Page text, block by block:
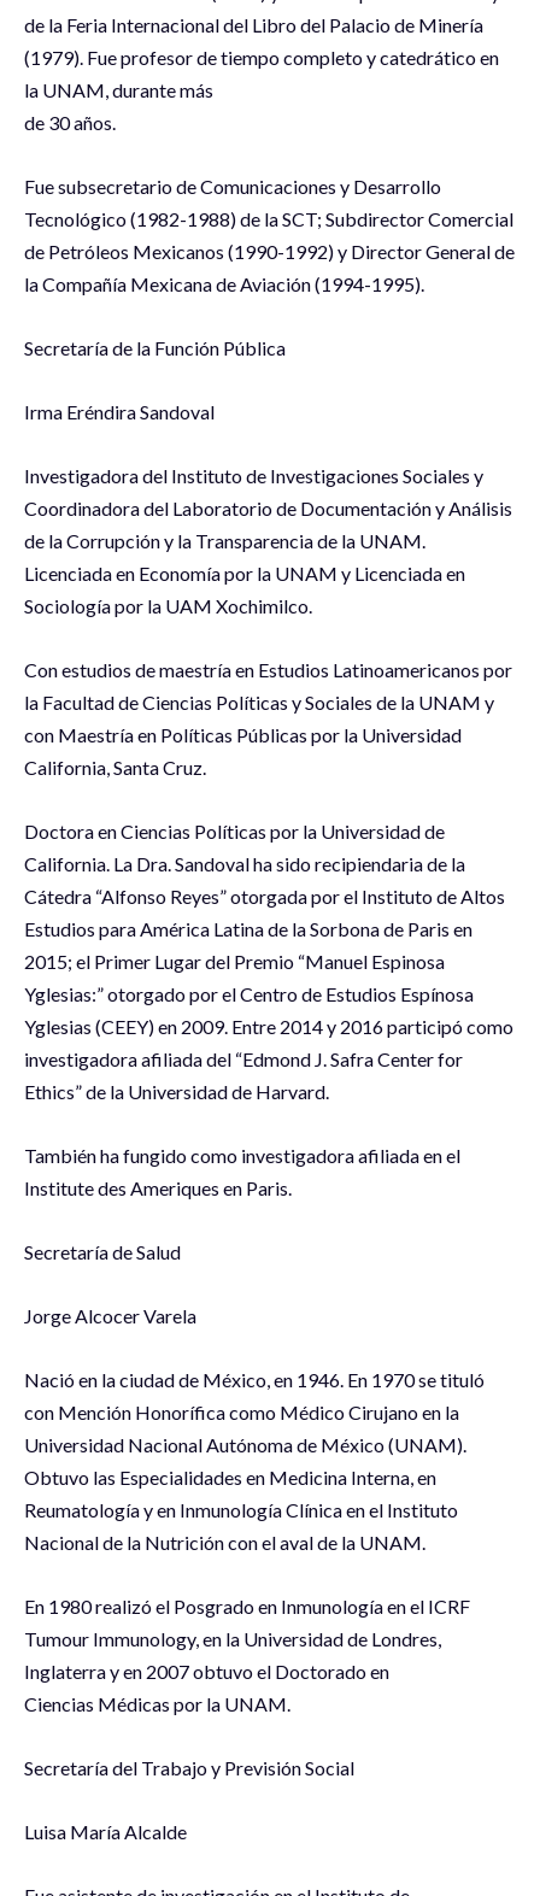
de la Feria Internacional del Libro del Palacio de Minería
(1979). Fue profesor de tiempo completo y catedrático en
la UNAM, durante más
de 30 años.
Fue subsecretario de Comunicaciones y Desarrollo
Tecnológico (1982-1988) de la SCT; Subdirector Comercial
de Petróleos Mexicanos (1990-1992) y Director General de
la Compañía Mexicana de Aviación (1994-1995).
Secretaría de la Función Pública
Irma Eréndira Sandoval
Investigadora del Instituto de Investigaciones Sociales y
Coordinadora del Laboratorio de Documentación y Análisis
de la Corrupción y la Transparencia de la UNAM.
Licenciada en Economía por la UNAM y Licenciada en
Sociología por la UAM Xochimilco.
Con estudios de maestría en Estudios Latinoamericanos por
la Facultad de Ciencias Políticas y Sociales de la UNAM y
con Maestría en Políticas Públicas por la Universidad
California, Santa Cruz.
Doctora en Ciencias Políticas por la Universidad de
California. La Dra. Sandoval ha sido recipiendaria de la
Cátedra “Alfonso Reyes” otorgada por el Instituto de Altos
Estudios para América Latina de la Sorbona de Paris en
2015; el Primer Lugar del Premio “Manuel Espinosa
Yglesias:” otorgado por el Centro de Estudios Espínosa
Yglesias (CEEY) en 2009. Entre 2014 y 2016 participó como
investigadora afiliada del “Edmond J. Safra Center for
Ethics” de la Universidad de Harvard.
También ha fungido como investigadora afiliada en el
Institute des Ameriques en Paris.
Secretaría de Salud
Jorge Alcocer Varela
Nació en la ciudad de México, en 1946. En 1970 se tituló
con Mención Honorífica como Médico Cirujano en la
Universidad Nacional Autónoma de México (UNAM).
Obtuvo las Especialidades en Medicina Interna, en
Reumatología y en Inmunología Clínica en el Instituto
Nacional de la Nutrición con el aval de la UNAM.
En 1980 realizó el Posgrado en Inmunología en el ICRF
Tumour Immunology, en la Universidad de Londres,
Inglaterra y en 2007 obtuvo el Doctorado en
Ciencias Médicas por la UNAM.
Secretaría del Trabajo y Previsión Social
Luisa María Alcalde